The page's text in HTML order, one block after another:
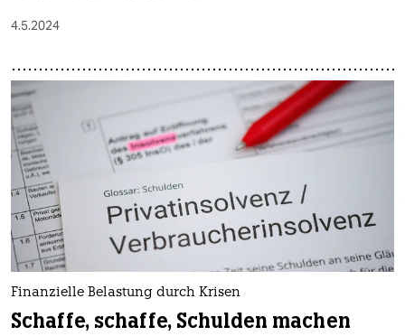
4.5.2024
Finanzielle Belastung durch Krisen
Schaffe, schaffe, Schulden machen